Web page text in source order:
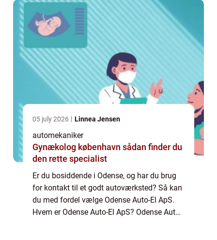
05 july 2026 Linnea Jensen
automekaniker
Gynækolog københavn sådan finder du
den rette specialist
Er du bosiddende i Odense, og har du brug
for kontakt til et godt autoværksted? Så kan
du med fordel vælge Odense Auto-El ApS.
Hvem er Odense Auto-El ApS? Odense Auto-